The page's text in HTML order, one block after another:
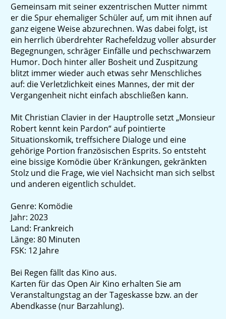
Gemeinsam mit seiner exzentrischen Mutter nimmt
er die Spur ehemaliger Schüler auf, um mit ihnen auf
ganz eigene Weise abzurechnen. Was dabei folgt, ist
ein herrlich überdrehter Rachefeldzug voller absurder
Begegnungen, schräger Einfälle und pechschwarzem
Humor. Doch hinter aller Bosheit und Zuspitzung
blitzt immer wieder auch etwas sehr Menschliches
auf: die Verletzlichkeit eines Mannes, der mit der
Vergangenheit nicht einfach abschließen kann.
Mit Christian Clavier in der Hauptrolle setzt „Monsieur
Robert kennt kein Pardon“ auf pointierte
Situationskomik, treffsichere Dialoge und eine
gehörige Portion französischen Esprits. So entsteht
eine bissige Komödie über Kränkungen, gekränkten
Stolz und die Frage, wie viel Nachsicht man sich selbst
und anderen eigentlich schuldet.
Genre: Komödie
Jahr: 2023
Land: Frankreich
Länge: 80 Minuten
FSK: 12 Jahre
Bei Regen fällt das Kino aus.
Karten für das Open Air Kino erhalten Sie am
Veranstaltungstag an der Tageskasse bzw. an der
Abendkasse (nur Barzahlung).